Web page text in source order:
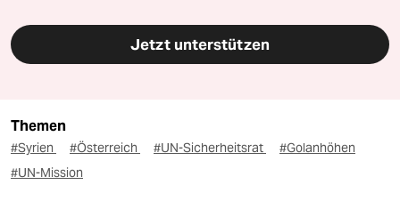
Jetzt unterstützen
Themen
#Syrien #Österreich #UN-Sicherheitsrat
#Golanhöhen
#UN-Mission